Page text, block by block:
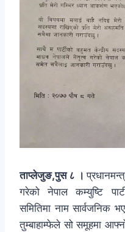
ताप्लेजुङ,पुस ८ ।
गरेको नेपाल कम्युष्टि
समितिमा नाम सार्वजनिक
तुम्बाहाम्फेले सो समूहमा